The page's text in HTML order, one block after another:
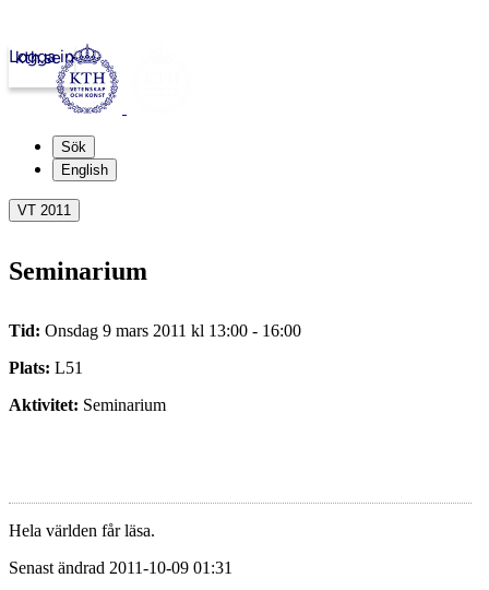
kth.se
Logga in
Sök
English
VT 2011
Seminarium
Tid: Onsdag 9 mars 2011 kl 13:00 - 16:00
Plats: L51
Aktivitet: Seminarium
Hela världen får läsa.
Senast ändrad 2011-10-09 01:31